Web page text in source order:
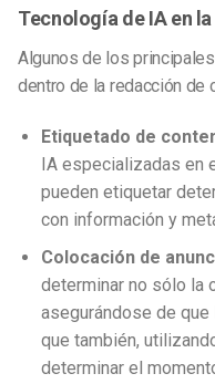
Tecnología de IA en
Algunos de los
dentro de la redacción de
Etiquetado de
IA especializadas en
pueden etiquetar
con información y
Colocación de
determinar no sólo la
asegurándose de
que también,
determinar el